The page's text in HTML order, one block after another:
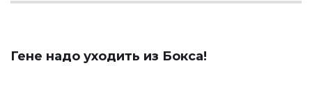
Гене надо уходить из Бокса!